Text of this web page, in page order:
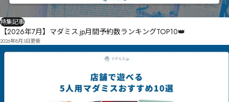
特集記事
【2026年7月】マダミス.jp月間予約数ランキングTOP10👑
2026年8月3日更新